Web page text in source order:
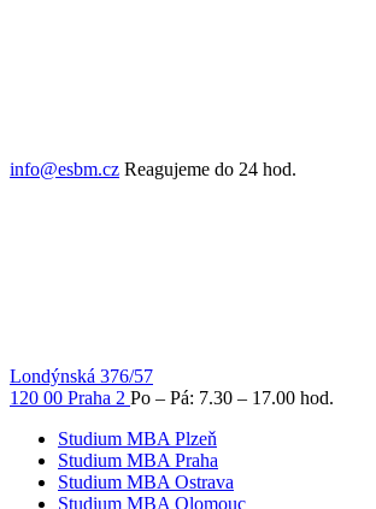
info@esbm.cz Reagujeme do 24 hod.
Londýnská 376/57
120 00 Praha 2 Po – Pá: 7.30 – 17.00 hod.
Studium MBA Plzeň
Studium MBA Praha
Studium MBA Ostrava
Studium MBA Olomouc